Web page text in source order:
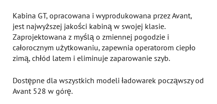
Kabina GT, opracowana i wyprodukowana przez Avant,
jest najwyższej jakości kabiną w swojej klasie.
Zaprojektowana z myślą o zmiennej pogodzie i
całorocznym użytkowaniu, zapewnia operatorom ciepło
zimą, chłód latem i eliminuje zaparowanie szyb.
Dostępne dla wszystkich modeli ładowarek począwszy od
Avant 528 w górę.